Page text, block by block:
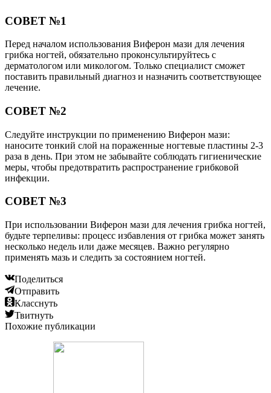
СОВЕТ №1
Перед началом использования Виферон мази для лечения
грибка ногтей, обязательно проконсультируйтесь с
дерматологом или микологом. Только специалист сможет
поставить правильный диагноз и назначить соответствующее
лечение.
СОВЕТ №2
Следуйте инструкции по применению Виферон мази:
наносите тонкий слой на пораженные ногтевые пластины 2-3
раза в день. При этом не забывайте соблюдать гигиенические
меры, чтобы предотвратить распространение грибковой
инфекции.
СОВЕТ №3
При использовании Виферон мази для лечения грибка ногтей,
будьте терпеливы: процесс избавления от грибка может занять
несколько недель или даже месяцев. Важно регулярно
применять мазь и следить за состоянием ногтей.
Поделиться
Отправить
Класснуть
Твитнуть
Похожие публикации